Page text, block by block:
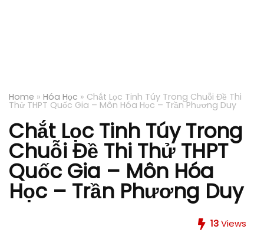
Home » Hóa Học » Chắt Lọc Tinh Túy Trong Chuỗi Đề Thi
Thử THPT Quốc Gia – Môn Hóa Học – Trần Phương Duy
Chắt Lọc Tinh Túy Trong
Chuỗi Đề Thi Thử THPT
Quốc Gia – Môn Hóa
Học – Trần Phương Duy
13Views